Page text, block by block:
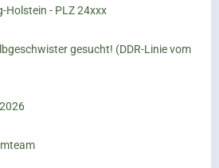
Holstein - PLZ 24xxx
gesucht! (DDR-Linie vom